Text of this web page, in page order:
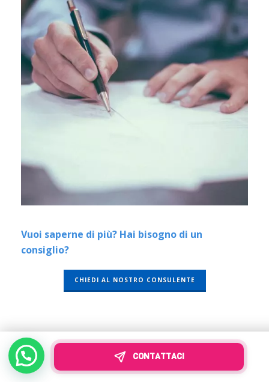
Vuoi saperne di più? Hai bisogno di un
consiglio?
CHIEDI AL NOSTRO CONSULENTE
QUALE POLIZZA AZIENDALE
CONTATTACI